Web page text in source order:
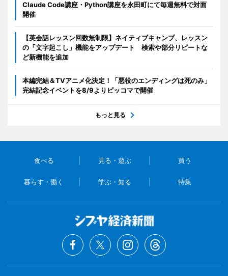
Claude Code講座・Python講座を永田町にて毎週無料で対面
開催
【英会話レッスン回数無制限】ネイティブキャンプ、レッスン
の「文字起こし」機能をアップデート 検索や部分リピートな
ど新機能を追加
本編完結＆TVアニメ化決定！「悪役のエンディングは死のみ」
完結記念イベントを8/9よりピッコマで開催
もっと見る
食べる 見る・遊ぶ 買う
暮らす・働く 学ぶ・知る 特集